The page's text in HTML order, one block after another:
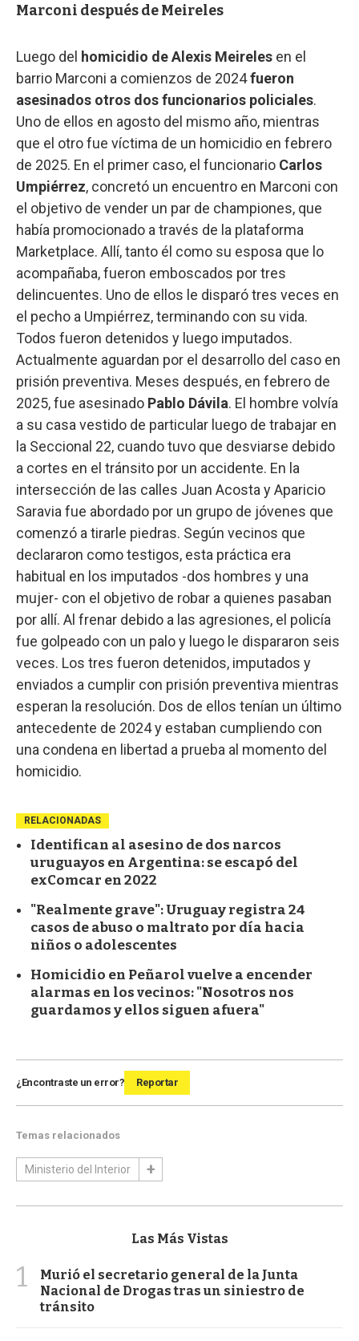
Marconi después de Meireles
Luego del homicidio de Alexis Meireles en el
barrio Marconi a comienzos de 2024fueron
asesinados otros dos funcionarios policiales.
Uno de ellos en agosto del mismo año, mientras
que el otro fue víctima de un homicidio en febrero
de 2025. En el primer caso, el funcionario Carlos
Umpiérrez, concretó un encuentro en Marconi con
el objetivo de vender un par de championes, que
había promocionado a través de la plataforma
Marketplace. Allí, tanto él como su esposa que lo
acompañaba, fueron emboscados por tres
delincuentes. Uno de ellos le disparó tres veces en
el pecho a Umpiérrez, terminando con su vida.
Todos fueron detenidos y luego imputados.
Actualmente aguardan por el desarrollo del caso en
prisión preventiva. Meses después, en febrero de
2025, fue asesinado Pablo Dávila. El hombre volvía
a su casa vestido de particular luego de trabajar en
la Seccional 22, cuando tuvo que desviarse debido
a cortes en el tránsito por un accidente. En la
intersección de las calles Juan Acosta y Aparicio
Saravia fue abordado por un grupo de jóvenes que
comenzó a tirarle piedras. Según vecinos que
declararon como testigos, esta práctica era
habitual en los imputados -dos hombres y una
mujer- con el objetivo de robar a quienes pasaban
por allí. Al frenar debido a las agresiones, el policía
fue golpeado con un palo y luego le dispararon seis
veces. Los tres fueron detenidos, imputados y
enviados a cumplir con prisión preventiva mientras
esperan la resolución. Dos de ellos tenían un último
antecedente de 2024 y estaban cumpliendo con
una condena en libertad a prueba al momento del
homicidio.
RELACIONADAS
Identifican al asesino de dos narcos
uruguayos en Argentina: se escapó del
exComcar en 2022
"Realmente grave": Uruguay registra 24
casos de abuso o maltrato por día hacia
niños o adolescentes
Homicidio en Peñarol vuelve a encender
alarmas en los vecinos: "Nosotros nos
guardamos y ellos siguen afuera"
¿Encontraste un error? Reportar
Temas relacionados
Ministerio del Interior
Las Más Vistas
1
Murió el secretario general de la Junta
Nacional de Drogas tras un siniestro de
tránsito